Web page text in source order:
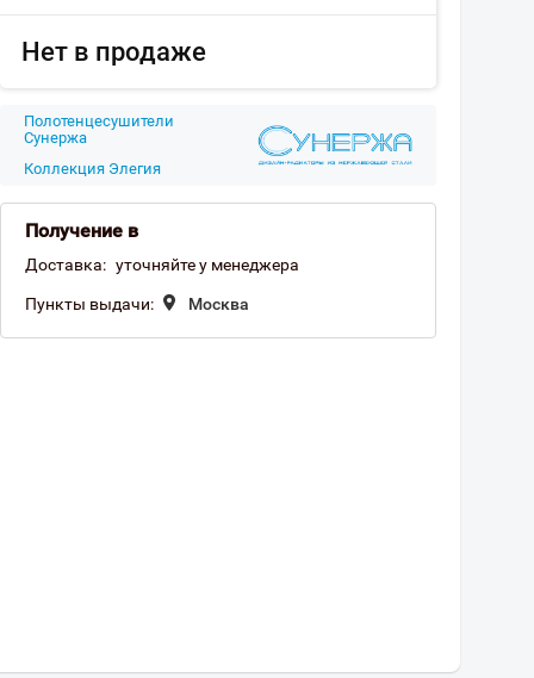
Нет в продаже
Полотенцесушители
Сунержа
Коллекция Элегия
Получение в
Доставка: уточняйте у менеджера
Пункты выдачи: Москва